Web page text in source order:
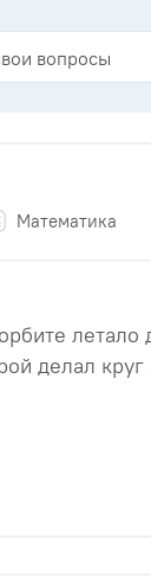
Математика
летало
делал